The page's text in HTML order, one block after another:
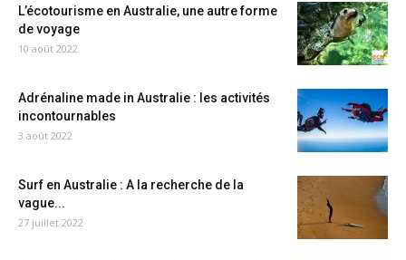
L’écotourisme en Australie, une autre forme
de voyage
10 août 2022
Adrénaline made in Australie : les activités
incontournables
3 août 2022
Surf en Australie : A la recherche de la
vague...
27 juillet 2022